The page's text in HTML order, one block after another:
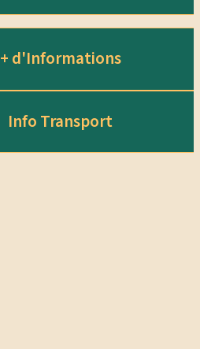
+ d'Informations
Info Transport